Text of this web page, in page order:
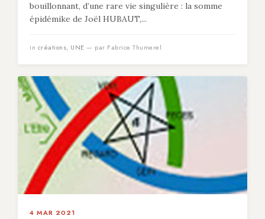
bouillonnant, d’une rare vie singulière : la somme
épidémike de Joël HUBAUT,...
in créations, UNE — par Fabrice Thumerel
4 MAR 2021